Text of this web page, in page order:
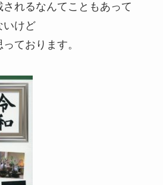
れるなんてこともあって
いけど
ております。